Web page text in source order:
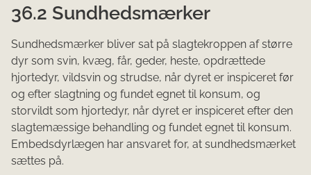
36.2 Sundhedsmærker
Sundhedsmærker bliver sat på slagtekroppen af større
dyr som svin, kvæg, får, geder, heste, opdrættede
hjortedyr, vildsvin og strudse, når dyret er inspiceret før
og efter slagtning og fundet egnet til konsum, og
storvildt som hjortedyr, når dyret er inspiceret efter den
slagtemæssige behandling og fundet egnet til konsum.
Embedsdyrlægen har ansvaret for, at sundhedsmærket
sættes på.